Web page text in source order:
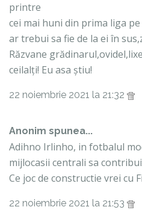
printre
cei mai huni din prima liga
ar trebui sa fie de la ei în
Răzvane
ceilalți! Eu asa știu!
22 noiembrie 2021 la 21:32
Anonim spunea...
Adihno Irlinho, in fotbalul
mijlocasii centrali sa
Ce joc de constructie vrei cu
22 noiembrie 2021 la 21:53